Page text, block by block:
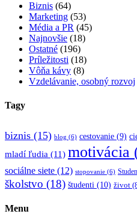
Biznis (64)
Marketing (53)
Média a PR (45)
Najnovšie (18)
Ostatné (196)
Príležitosti (18)
Vôňa kávy (8)
Vzdelávanie, osobný rozvoj
Tagy
biznis (15) blog (6) cestovanie (9)
mladí ľudia (11) motivácia
sociálne siete (12) stopovanie (6)
školstvo (18) študenti (10) život
Menu